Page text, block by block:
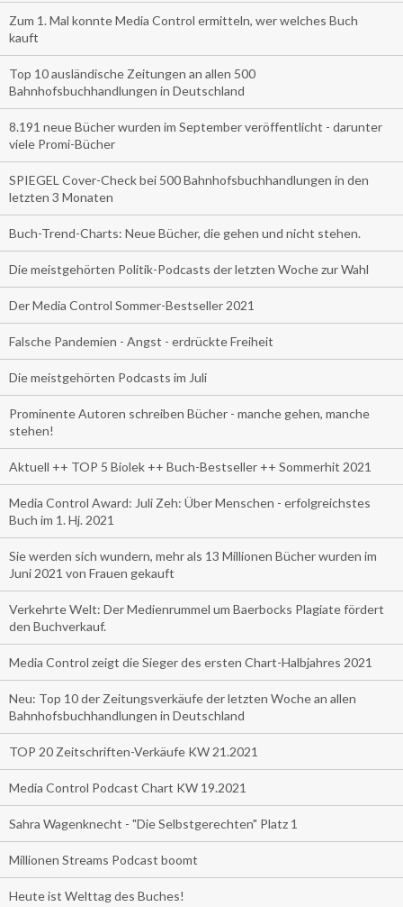
Zum 1. Mal konnte Media Control ermitteln, wer welches Buch
kauft
Top 10 ausländische Zeitungen an allen 500
Bahnhofsbuchhandlungen in Deutschland
8.191 neue Bücher wurden im September veröffentlicht - darunter
viele Promi-Bücher
SPIEGEL Cover-Check bei 500 Bahnhofsbuchhandlungen in den
letzten 3 Monaten
Buch-Trend-Charts: Neue Bücher, die gehen und nicht stehen.
Die meistgehörten Politik-Podcasts der letzten Woche zur Wahl
Der Media Control Sommer-Bestseller 2021
Falsche Pandemien - Angst - erdrückte Freiheit
Die meistgehörten Podcasts im Juli
Prominente Autoren schreiben Bücher - manche gehen, manche
stehen!
Aktuell ++ TOP 5 Biolek ++ Buch-Bestseller ++ Sommerhit 2021
Media Control Award: Juli Zeh: Über Menschen - erfolgreichstes
Buch im 1. Hj. 2021
Sie werden sich wundern, mehr als 13 Millionen Bücher wurden im
Juni 2021 von Frauen gekauft
Verkehrte Welt: Der Medienrummel um Baerbocks Plagiate fördert
den Buchverkauf.
Media Control zeigt die Sieger des ersten Chart-Halbjahres 2021
Neu: Top 10 der Zeitungsverkäufe der letzten Woche an allen
Bahnhofsbuchhandlungen in Deutschland
TOP 20 Zeitschriften-Verkäufe KW 21.2021
Media Control Podcast Chart KW 19.2021
Sahra Wagenknecht - "Die Selbstgerechten" Platz 1
Millionen Streams Podcast boomt
Heute ist Welttag des Buches!